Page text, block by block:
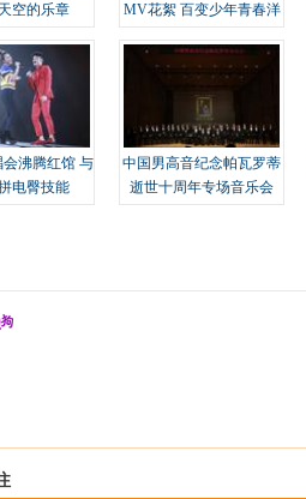
空的乐章
MV花絮 百变少年青春洋
沸腾红馆 与
电臀技能
中国男高音纪念帕瓦罗蒂
逝世十周年专场音乐会